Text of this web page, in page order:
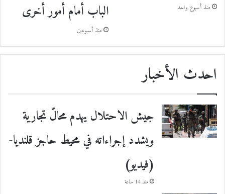
منذ أسبوع واحد
الباب أمام أمور أخرى
منذ أسبوعين
احدث الأخبار
جيش الاحتلال يهدم محالّ تجارية
ويشدد إجراءاته في محيط حاجز قلنديا-
(فيديو)
منذ 14 ساعة